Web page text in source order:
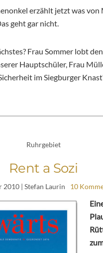
erzählt jetzt was von
geht gar nicht.
Frau Sommer lobt den
Hauptschüler, Frau
im Siegburger
Ruhrgebiet
Rent a Sozi
2010 | Stefan Laurin 10